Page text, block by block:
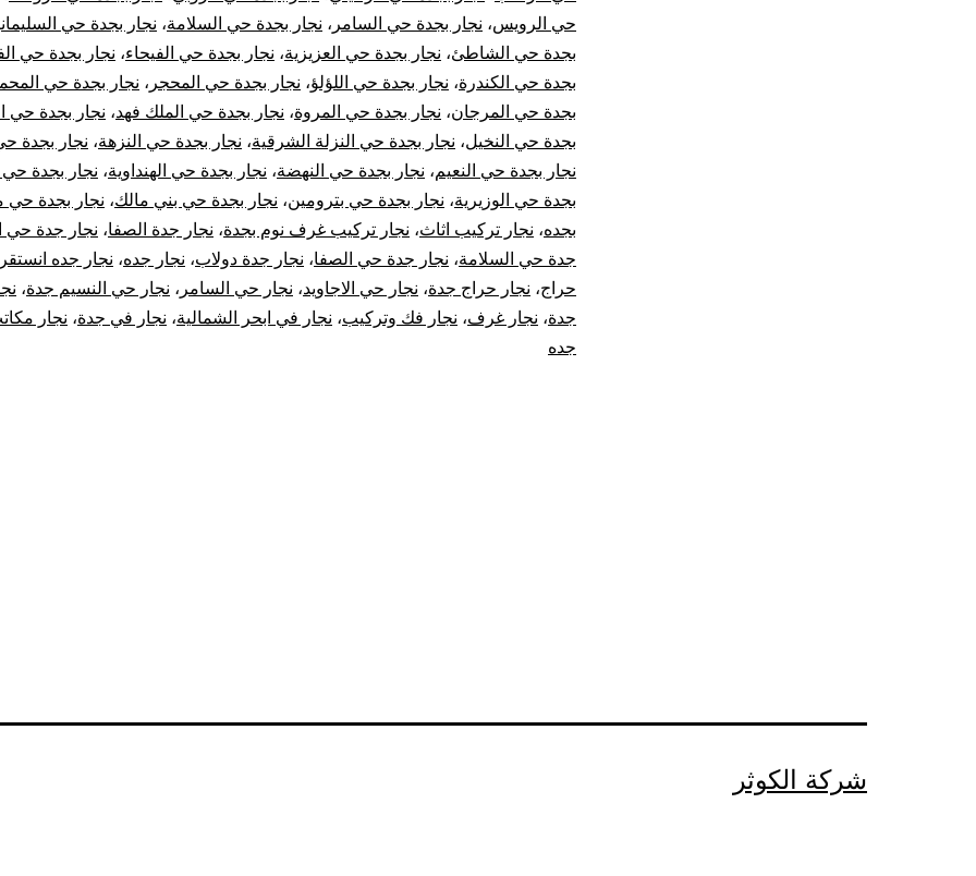
حي الرويس، نجار بجدة حي السامر ، نجار بجدة حي السلامة، نجار بجدة حي
بجدة حي الشاطئ، نجار بجدة حي العزيزية، نجار بجدة حي الفيحاء، نجار بجدة حي
بجدة حي الكندرة، نجار بجدة حي اللؤلؤ، نجار بجدة حي المحجر ، نجار بجدة حي
بجدة حي المرجان، نجار بجدة حي المروة، نجار بجدة حي الملك فهد، نجار بجدة حي
بجدة حي النخيل، نجار بجدة حي النزلة الشرقية، نجار بجدة حي النزهة، نجار بجدة
نجار بجدة حي النعيم، نجار بجدة حي النهضة، نجار بجدة حي الهنداوية، نجار بجدة حي
بجدة حي الوزيرية، نجار بجدة حي بترومين، نجار بجدة حي بني مالك، نجار بجدة
بجده، نجار تركيب اثاث، نجار تركيب غرف نوم بجدة، نجار جدة الصفا، نجار جدة حي
جدة حي السلامة، نجار جدة حي الصفا، نجار جدة دولاب، نجار جده، نجار جده
حراج، نجار حراج جدة، نجار حي الاجاويد، نجار حي السامر ، نجار حي النسيم جدة،
جدة، نجار غرف، نجار فك وتركيب، نجار في ابحر الشمالية، نجار في جدة، نجار
جده
شركة الكوثر